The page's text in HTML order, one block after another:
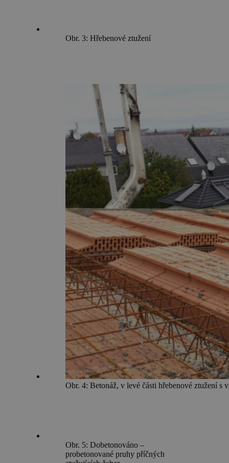
Obr. 3: Hřebenové ztužení
Obr. 4: Betonáž, v levé části hřebenové ztužení s
Obr. 5: Dobetonováno –
probetonované pruhy příčných